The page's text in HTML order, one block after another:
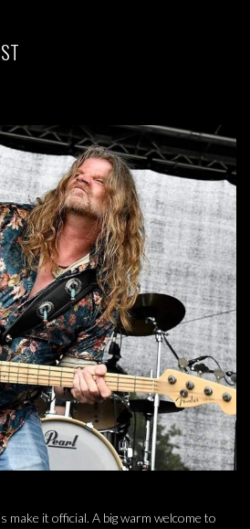
make it official. A big warm welcome to